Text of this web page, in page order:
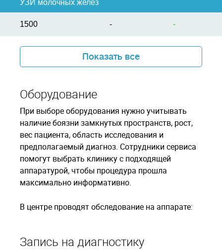
УЗИ молочных желез
1500 - -
Показать все
Оборудование
При выборе оборудования нужно учитывать
наличие боязни замкнутых пространств, рост,
вес пациента, область исследования и
предполагаемый диагноз. Сотрудники сервиса
помогут выбрать клинику с подходящей
аппаратурой, чтобы процедура прошла
максимально информативно.
В центре проводят обследование на аппарате:
Запись на диагностику